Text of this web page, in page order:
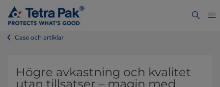
Case och artiklar
Högre avkastning och kvalitet
utan tillsatser – magin med